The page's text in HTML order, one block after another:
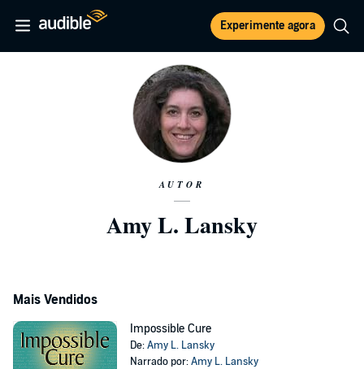
Experimente agora
AUTOR
Amy L. Lansky
Mais Vendidos
Impossible Cure
De:Amy L. Lansky
Narrado por:Amy L. Lansky